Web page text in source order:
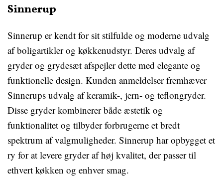
Sinnerup
Sinnerup er kendt for sit stilfulde og moderne udvalg
af boligartikler og køkkenudstyr. Deres udvalg af
gryder og grydesæt afspejler dette med elegante og
funktionelle design. Kunden anmeldelser fremhæver
Sinnerups udvalg af keramik-, jern- og teflongryder.
Disse gryder kombinerer både æstetik og
funktionalitet og tilbyder forbrugerne et bredt
spektrum af valgmuligheder. Sinnerup har opbygget et
ry for at levere gryder af høj kvalitet, der passer til
ethvert køkken og enhver smag.